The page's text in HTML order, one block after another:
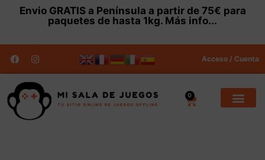
Envio GRATISa Península a partir de 75€ para
paquetes de hasta 1kg. Más info...
Acceso / Cuenta
0